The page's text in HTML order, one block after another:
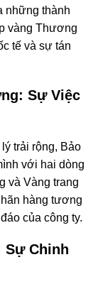
những thành
vàng Thương
tế và sự tán
Sự Việc
trải rộng, Bảo
với hai dòng
và Vàng trang
hàng tương
của công ty.
Sự Chinh